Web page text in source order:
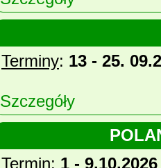
Terminy: 13 - 25.
Szczegóły
Termin: 1 -